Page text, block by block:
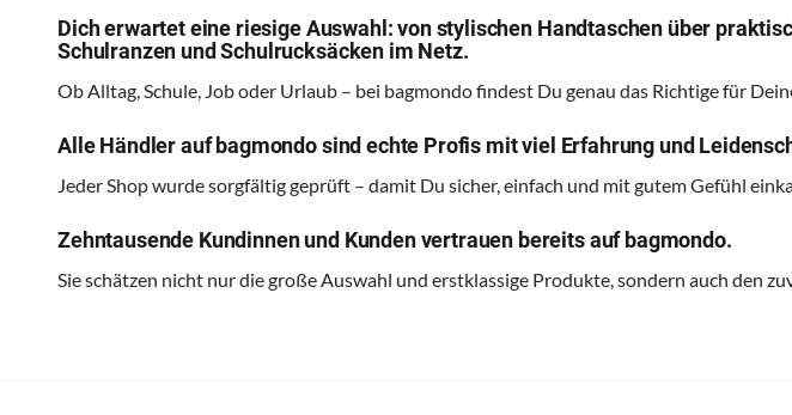
Dich erwartet eine riesige Auswahl: von stylischen Handtaschen über
Schulranzen und Schulrucksäcken im Netz.
Ob Alltag, Schule, Job oder Urlaub – bei bagmondo findest Du genau das Richtige für
Alle Händler auf bagmondo sind echte Profis mit viel Erfahrung und
Jeder Shop wurde sorgfältig geprüft – damit Du sicher, einfach und mit gutem Gefühl
Zehntausende Kundinnen und Kunden vertrauen bereits auf bagmondo.
Sie schätzen nicht nur die große Auswahl und erstklassige Produkte, sondern auch den